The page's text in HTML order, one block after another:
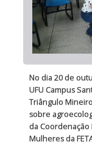
No dia 20 de
UFU Campus
Triângulo
sobre
da Coordenação
Mulheres da